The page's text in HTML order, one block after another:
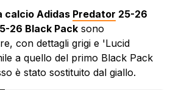
calcio Adidas Predator 25-26
26 Black Pack sono
con dettagli grigi e 'Lucid
a quello del primo Black Pack
è stato sostituito dal giallo.